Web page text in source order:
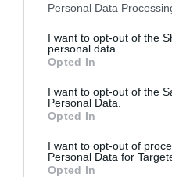
Personal Data
I want to opt-out of the
personal data.
Opted In
I want to opt-out of the
Personal Data.
Opted In
I want to opt-out of
Personal Data for
Opted In
Índex2P
Skoda
PRO Women in